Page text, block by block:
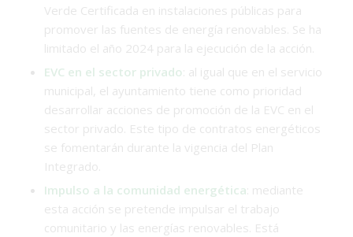
Verde Certificada en instalaciones públicas para
promover las fuentes de energía renovables. Se ha
limitado el año 2024 para la ejecución de la acción.
EVC en el sector privado : al igual que en el servicio
municipal, el ayuntamiento tiene como prioridad
desarrollar acciones de promoción de la EVC en el
sector privado. Este tipo de contratos energéticos
se fomentarán durante la vigencia del Plan
Integrado.
Impulso a la comunidad energética : mediante
esta acción se pretende impulsar el trabajo
comunitario y las energías renovables. Está